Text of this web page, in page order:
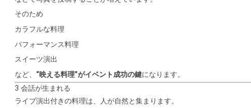
そのため
カラフルな料理
パフォーマンス料理
スイーツ演出
など、 “映える料理”がイベント成功の鍵になります。
3 会話が生まれる
ライブ演出付きの料理は、人が自然と集まります。